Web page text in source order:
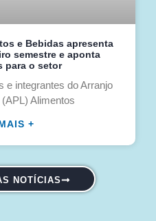
e Bebidas apresenta
semestre e aponta
para o setor
e integrantes do Arranjo
Alimentos
+
NOTÍCIAS